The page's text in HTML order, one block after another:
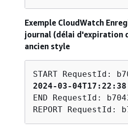
Exemple CloudWatch
journal (délai d'expiration
ancien style
2024-03-
END RequestId:
REPORT